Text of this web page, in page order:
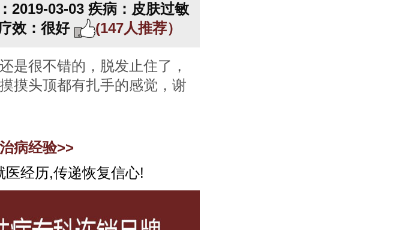
2019-03-03 疾病：皮肤过敏
效：很好 (147人推荐）
是很不错的，脱发止住了，
摸头顶都有扎手的感觉，谢
病经验>>
经历,传递恢复信心!